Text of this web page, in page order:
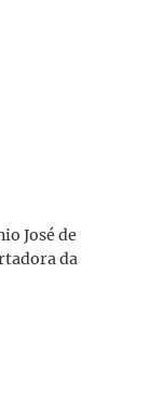
José de
da